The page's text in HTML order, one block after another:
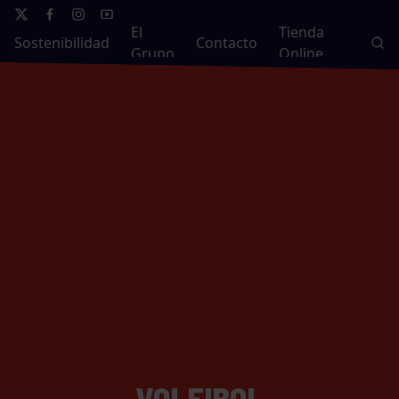
Sostenibilidad
El
Grupo
Contacto
Tienda
Online